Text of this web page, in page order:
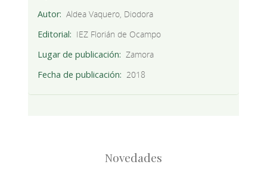
Autor
Aldea Vaquero, Diodora
Editorial
IEZ Florián de Ocampo
Lugar de publicación
Zamora
Fecha de publicación
2018
Novedades